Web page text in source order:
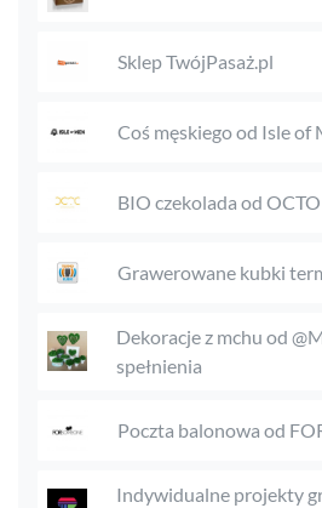
Sklep TwójPasaż.pl
Coś męskiego od Isle of
BIO czekolada od
Grawerowane kubki
Dekoracje z mchu od
spełnienia
Poczta balonowa od
Indywidualne projekty